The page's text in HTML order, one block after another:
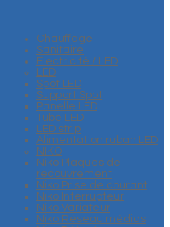
Chauffage
Sanitaire
Electricité / LED
LED
Spot LED
Support Spot
Panelle LED
Tube LED
LED strip
Alimentation ruban LED
NIKO
Niko Plaques de
recouvrement
Niko Prise de courant
Niko Interrupteur
Niko Variateur
Niko Réseau médias